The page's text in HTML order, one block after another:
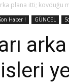
plana itti; kovduğu
Haber ! GÜNCEL